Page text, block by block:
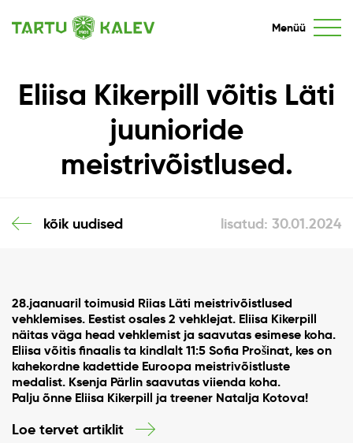
Menüü
Eliisa Kikerpill võitis Läti
juunioride
meistrivõistlused.
kõik uudised lisatud: 30.01.2024
28.jaanuaril toimusid Riias Läti meistrivõistlused
vehklemises. Eestist osales 2 vehklejat. Eliisa Kikerpill
näitas väga head vehklemist ja saavutas esimese koha.
Eliisa võitis finaalis ta kindlalt 11:5 Sofia Prošinat, kes on
kahekordne kadettide Euroopa meistrivõistluste
medalist. Ksenja Pärlin saavutas viienda koha.
Palju õnne Eliisa Kikerpill ja treener Natalja Kotova!
Loe tervet artiklit